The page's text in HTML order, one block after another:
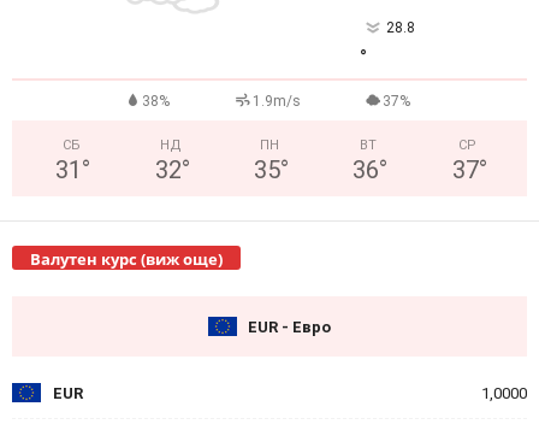
28.8
°
38% 1.9m/s 37%
СБ
31 °
НД
32°
ПН
35°
ВТ
36°
СР
37°
Валутен курс (виж още)
EUR - Евро
EUR 1,0000